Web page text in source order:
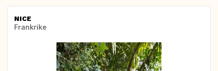
NICE
Frankrike